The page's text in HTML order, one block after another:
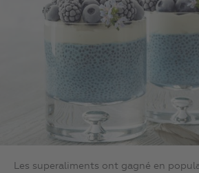
Les superaliments ont gagné en